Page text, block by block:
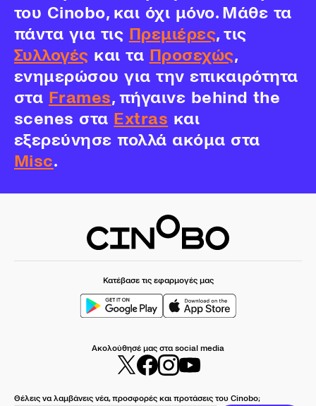
του Cinobo, και όχι μόνο. Μάθε τα
πάντα για τις Πρεμιέρες, τις
Συλλογές και τα Προσεχώς,
ενημερώσου για την επικαιρότητα
στα Frames, πήγαινε behind the
scenes στα Extras και
εξερεύνησε πολλά ακόμα στα
Misc.
Κατέβασε τις εφαρμογές μας
Ακολούθησέ μας στα social media
Θέλεις να λαμβάνεις νέα, προσφορές και προτάσεις του Cinobo;